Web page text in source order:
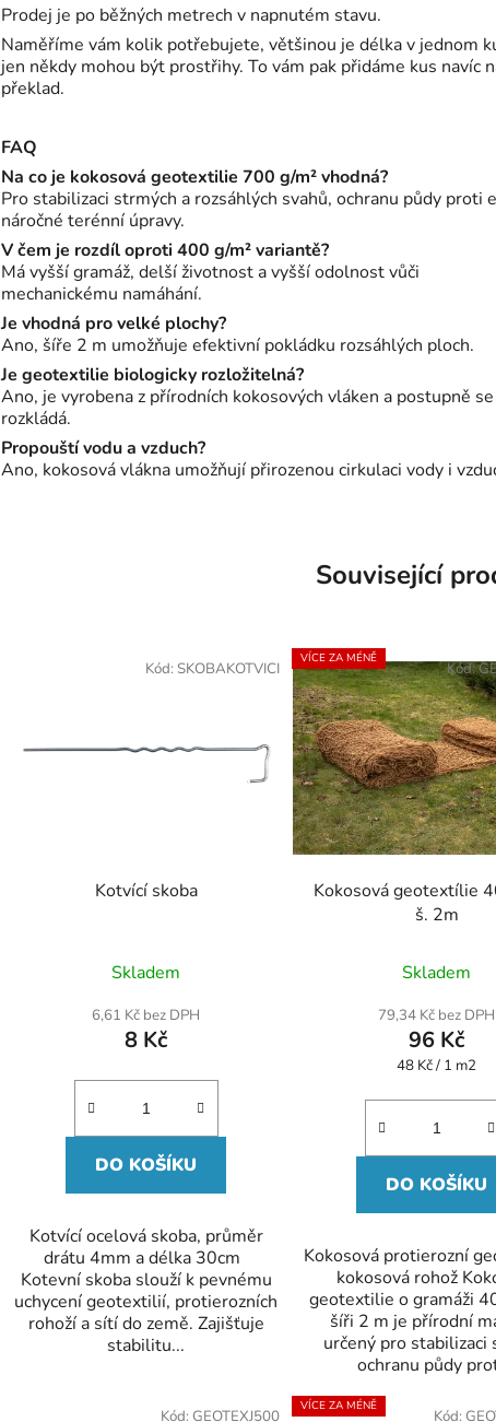
Prodej je po běžných metrech v napnutém stavu.
Naměříme vám kolik potřebujete, většinou je délka v jednom
jen někdy mohou být prostřihy. To vám pak přidáme kus navíc
překlad.
FAQ
Na co je kokosová geotextilie 700 g/m² vhodná?
Pro stabilizaci strmých a rozsáhlých svahů, ochranu půdy proti
náročné terénní úpravy.
V čem je rozdíl oproti 400 g/m² variantě?
Má vyšší gramáž, delší životnost a vyšší odolnost vůči
mechanickému namáhání.
Je vhodná pro velké plochy?
Ano, šíře 2 m umožňuje efektivní pokládku rozsáhlých ploch.
Je geotextilie biologicky rozložitelná?
Ano, je vyrobena z přírodních kokosových vláken a postupně se
rozkládá.
Propouští vodu a vzduch?
Ano, kokosová vlákna umožňují přirozenou cirkulaci vody i
Související
Kotvící skoba
Skladem
6,61 Kč bez DPH
8 Kč
DO KOŠÍKU
Kotvící ocelová skoba, průměr
drátu 4mm a délka 30cm
Kotevní skoba slouží k pevnému
uchycení geotextilií, protierozních
rohoží a sítí do země. Zajišťuje
stabilitu...
Kód: SKOBAKOTVICI
VÍCE ZA MÉNĚ
Kokosová geotextílie
š. 2m
je
5,0
z
Skladem
79,34 Kč bez DPH
96 Kč
Měrná
48 Kč / 1 m2
DO KOŠÍKU
Kokosová protierozní
kokosová rohož
geotextilie o gramáži
šíři 2 m je přírodní
určený pro stabilizaci
ochranu půdy
Kód:
Kód: GEOTEXJ500
VÍCE ZA MÉNĚ
Kód: